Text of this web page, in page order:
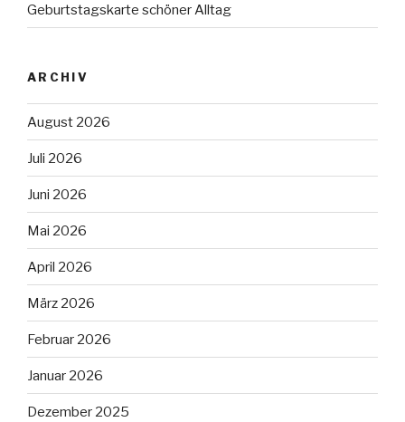
Geburtstagskarte schöner Alltag
ARCHIV
August 2026
Juli 2026
Juni 2026
Mai 2026
April 2026
März 2026
Februar 2026
Januar 2026
Dezember 2025